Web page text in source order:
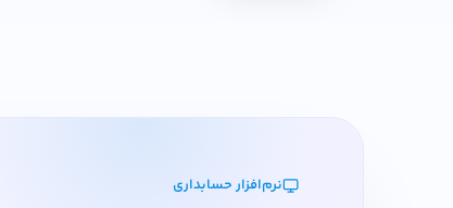
نرم‌افزار حسابداری